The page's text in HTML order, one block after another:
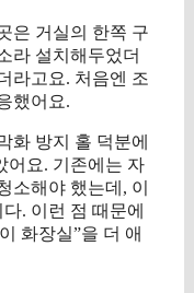
은 거실의 한쪽 구
라 설치해두었더
라고요. 처음엔 조
했어요.
화 방지 홀 덕분에
어요. 기존에는 자
소해야 했는데, 이
. 이런 점 때문에
화장실”을 더 애